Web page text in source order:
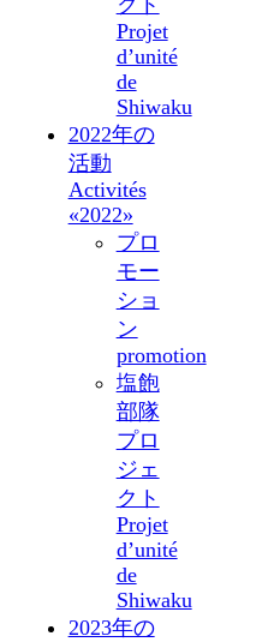
Projet
d’unité
de
Shiwaku
2022年の
活動
Activités
«2022»
プロ
モー
ショ
ン
promotion
塩飽
部隊
プロ
ジェ
クト
Projet
d’unité
de
Shiwaku
2023年の